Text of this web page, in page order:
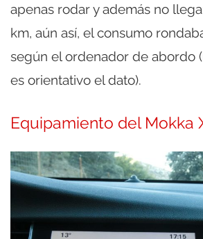
apenas rodar y además no
km, aún así, el consumo
según el ordenador de abordo
es orientativo el dato).
Equipamiento del Mokka